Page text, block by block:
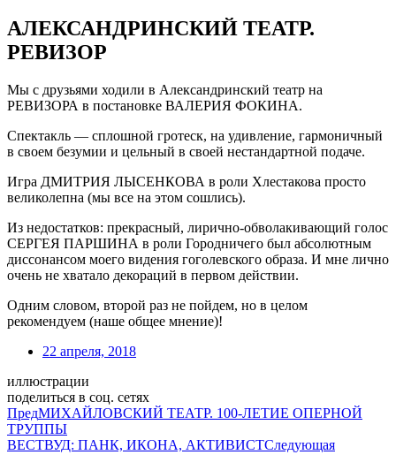
АЛЕКСАНДРИНСКИЙ ТЕАТР.
РЕВИЗОР
Мы с друзьями ходили в Александринский театр на
РЕВИЗОРА в постановке ВАЛЕРИЯ ФОКИНА.
Спектакль — сплошной гротеск, на удивление, гармоничный
в своем безумии и цельный в своей нестандартной подаче.
Игра ДМИТРИЯ ЛЫСЕНКОВА в роли Хлестакова просто
великолепна (мы все на этом сошлись).
Из недостатков: прекрасный, лирично-обволакивающий голос
СЕРГЕЯ ПАРШИНА в роли Городничего был абсолютным
диссонансом моего видения гоголевского образа. И мне лично
очень не хватало декораций в первом действии.
Одним словом, второй раз не пойдем, но в целом
рекомендуем (наше общее мнение)!
22 апреля, 2018
иллюстрации
поделиться в соц. сетях
ПредМИХАЙЛОВСКИЙ ТЕАТР. 100-ЛЕТИЕ ОПЕРНОЙ
ТРУППЫ
ВЕСТВУД: ПАНК, ИКОНА, АКТИВИСТСледующая